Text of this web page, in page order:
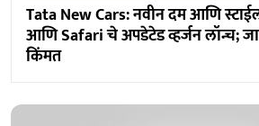
Tata New Cars: नवीन दम आणि
आणि Safari चे अपडेटेड व्हर्जन लॉन्च;
किंमत